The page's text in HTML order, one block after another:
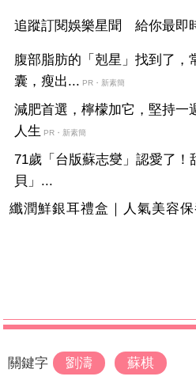
追蹤訂閱娛樂星聞 給你最即
腹部脂肪的「剋星」找到了，
囊，瘦出... PR・新素簡
減肥首選，檸檬加它，堅持一
人生 PR・新素簡
71歲「台版蘇志燮」認愛了！
貝」...
纖潤鮮銀耳禮盒｜人氣美容
關鍵字 劉濤 蘇棋